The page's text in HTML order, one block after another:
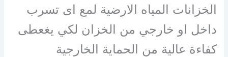
الخزانات المياه الارضية لمع اى تسرب
داخل او خارجي من الخزان لكي يغعطى
كفاءة عالية من الحماية الخارجية